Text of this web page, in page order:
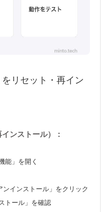
リセット・再イン
ンストール）：
能」を開く
ンインストール」をクリック
トール」を確認